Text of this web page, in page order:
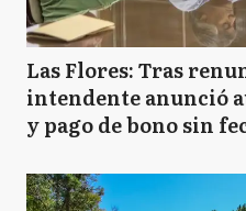
Las Flores: Tras
intendente anunció
y pago de bono sin